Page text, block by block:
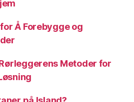
Å Forebygge og
Metoder for